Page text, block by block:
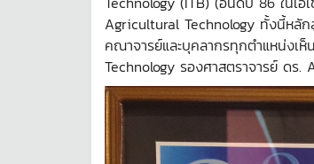
Agricultural Technology ทั้งนี้หลั
คณาจารย์และบุคลากรทุกตำแหน่งเ
Technology รองศาสตราจารย์ ดร